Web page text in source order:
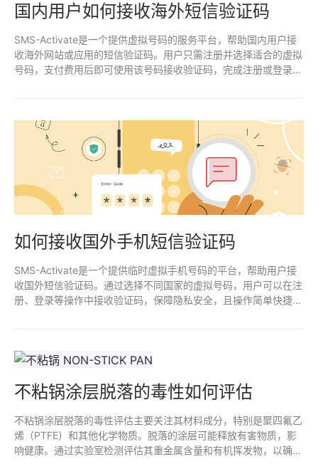
国内用户如何接收海外短信验证码
SMS-Activate是一个提供虚拟号码的服务平台，帮助国内用户接
收海外网站或应用的短信验证码。用户只需注册并选择适合的虚拟
号码，支付费用后即可使用该号码接收验证码，完成注册或登录操
如何接收国外手机短信验证码
SMS-Activate是一个提供临时虚拟手机号码的平台，帮助用户接
收国外短信验证码。通过选择不同国家的虚拟号码，用户可以在注
册、登录等操作中接收验证码，保障隐私安全，且操作简单快捷。
不粘锅涂层脱落的毒性如何评估
不粘锅涂层脱落的毒性评估主要关注其材料成分，特别是聚四氟乙
烯（PTFE）和其他化学物质。脱落的涂层可能释放有害物质，影
响健康。通过实验室检测评估其重金属含量和有机挥发物，以确定